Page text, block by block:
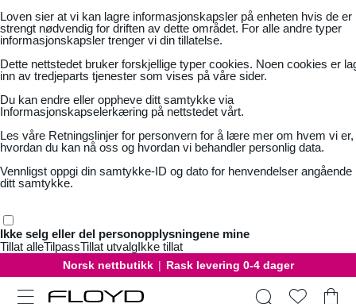
Loven sier at vi kan lagre informasjonskapsler på enheten hvis de er
strengt nødvendig for driften av dette området. For alle andre typer
informasjonskapsler trenger vi din tillatelse.
Dette nettstedet bruker forskjellige typer cookies. Noen cookies er
inn av tredjeparts tjenester som vises på våre sider.
Du kan endre eller oppheve ditt samtykke via
Informasjonskapselerkæring på nettstedet vårt.
Les våre Retningslinjer for personvern for å lære mer om hvem vi er,
hvordan du kan nå oss og hvordan vi behandler personlig data.
Vennligst oppgi din samtykke-ID og dato for henvendelser angående
ditt samtykke.
Ikke selg eller del personopplysningene mine
Tillat alleTilpassTillat utvalgIkke tillat
Norsk nettbutikk | Rask levering 0-4 dager